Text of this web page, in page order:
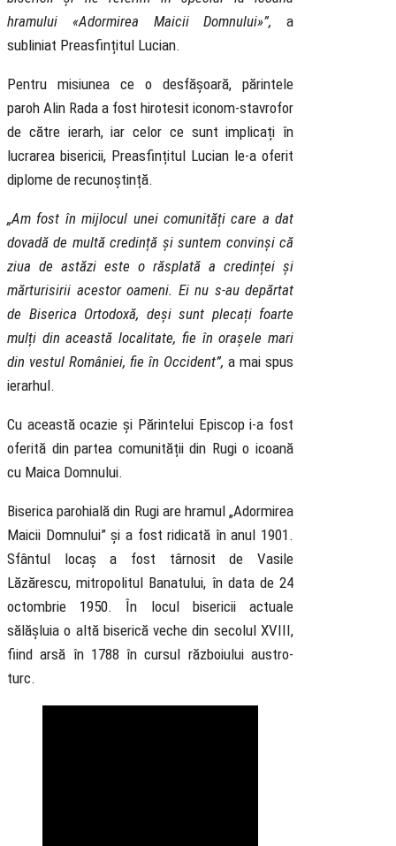
hramului «Adormirea Maicii Domnului»”, a
subliniat Preasfințitul Lucian.
Pentru misiunea ce o desfășoară, părintele
paroh Alin Rada a fost hirotesit iconom-stavrofor
de către ierarh, iar celor ce sunt implicați în
lucrarea bisericii, Preasfințitul Lucian le-a oferit
diplome de recunoștință.
„Am fost în mijlocul unei comunități care a dat
dovadă de multă credință și suntem convinși că
ziua de astăzi este o răsplată a credinței și
mărturisirii acestor oameni. Ei nu s-au depărtat
de Biserica Ortodoxă, deși sunt plecați foarte
mulți din această localitate, fie în orașele mari
din vestul României, fie în Occident”, a mai spus
ierarhul.
Cu această ocazie și Părintelui Episcop i-a fost
oferită din partea comunității din Rugi o icoană
cu Maica Domnului.
Biserica parohială din Rugi are hramul „Adormirea
Maicii Domnului” și a fost ridicată în anul 1901.
Sfântul locaș a fost târnosit de Vasile
Lăzărescu, mitropolitul Banatului, în data de 24
octombrie 1950. În locul bisericii actuale
sălășluia o altă biserică veche din secolul XVIII,
fiind arsă în 1788 în cursul războiului austro-
turc.